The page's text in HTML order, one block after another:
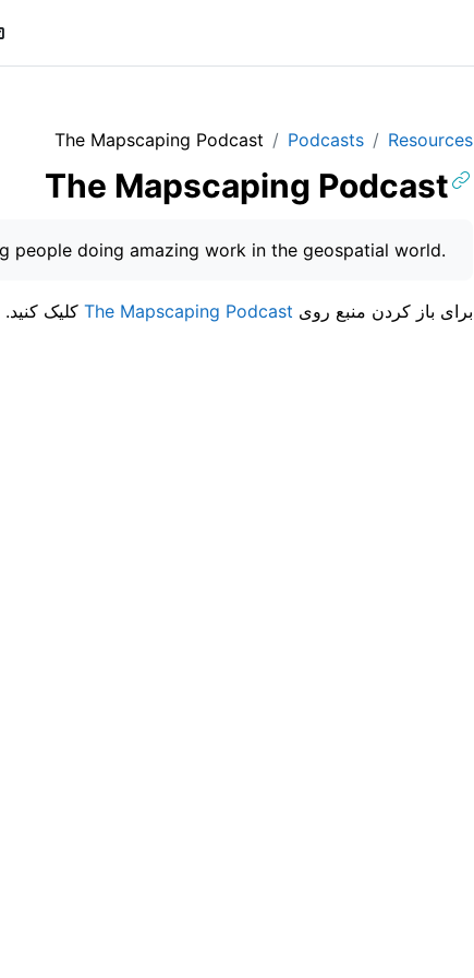
Resources
Podcasts
The Mapscaping Podcast
The Mapscaping Podcast
people doing amazing work in the geospatial world.
برای باز کردن منبع روی The Mapscaping Podcast کلیک کنید.